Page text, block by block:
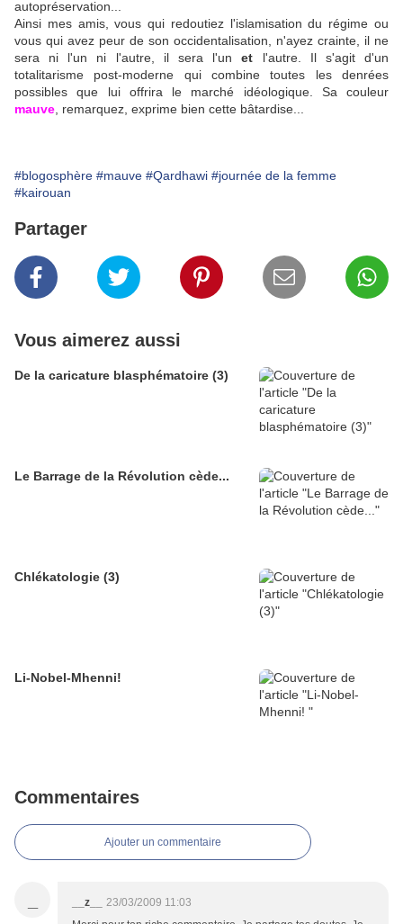
autopréservation...
Ainsi mes amis, vous qui redoutiez l'islamisation du régime ou
vous qui avez peur de son occidentalisation, n'ayez crainte, il ne
sera ni l'un ni l'autre, il sera l'unet l'autre. Il s'agit d'un
totalitarisme post-moderne qui combine toutes les denrées
possibles que lui offrira le marché idéologique. Sa couleur
mauve , remarquez, exprime bien cette bâtardise...
#blogosphère #mauve #Qardhawi #journée de la femme
#kairouan
Partager
Vous aimerez aussi
De la caricature blasphématoire (3)
Le Barrage de la Révolution cède...
Chlékatologie (3)
Li-Nobel-Mhenni!
Commentaires
Ajouter un commentaire
__z__
23/03/2009 11:03